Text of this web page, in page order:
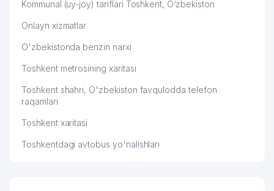
MEGA PARTS TRADE XUSUSIY
60 MAT-BONU XUSUSIY KORXONASI
61
SERGELI TUMANI 4-chi NOTARIAL
62 ARIYA TEKS MChJ
JARQURGON SAVDO XUSUSIY
Kommunal (uy-joy) tariflari Toshkent, O‘zbekiston
Onlayn xizmatlar
O'zbekistonda benzin narxi
Toshkent metrosining xaritasi
Toshkent shahri, O'zbekiston favqulodda telefon
raqamlari
Toshkent xaritasi
Toshkentdagi avtobus yo'nalishlari